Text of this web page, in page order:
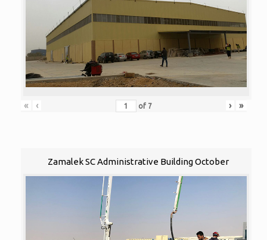
« ‹ of 7 › »
Zamalek SC Administrative Building October